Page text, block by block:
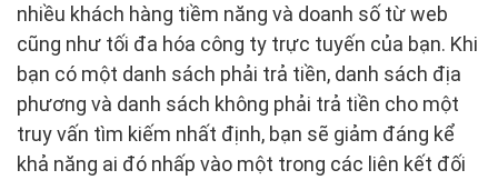
nhiều khách hàng tiềm năng và doanh số từ web
cũng như tối đa hóa công ty trực tuyến của bạn. Khi
bạn có một danh sách phải trả tiền, danh sách địa
phương và danh sách không phải trả tiền cho một
truy vấn tìm kiếm nhất định, bạn sẽ giảm đáng kể
khả năng ai đó nhấp vào một trong các liên kết đối